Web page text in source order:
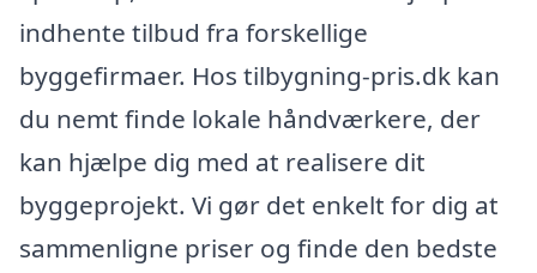
indhente tilbud fra forskellige
byggefirmaer. Hos tilbygning-pris.dk kan
du nemt finde lokale håndværkere, der
kan hjælpe dig med at realisere dit
byggeprojekt. Vi gør det enkelt for dig at
sammenligne priser og finde den bedste